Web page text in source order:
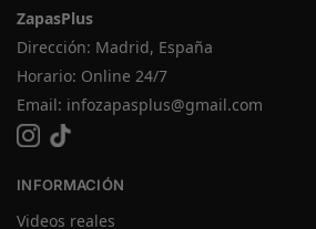
ZapasPlus
Dirección: Madrid, España
Horario: Online 24/7
Email: infozapasplus@gmail.com
INFORMACIÓN
Videos reales